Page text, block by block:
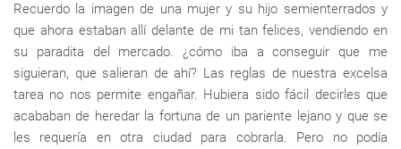
Recuerdo la imagen de una mujer y su hijo semienterrados y
que ahora estaban allí delante de mi tan felices, vendiendo en
su paradita del mercado. ¿cómo iba a conseguir que me
siguieran, que salieran de ahí? Las reglas de nuestra excelsa
tarea no nos permite engañar. Hubiera sido fácil decirles que
acababan de heredar la fortuna de un pariente lejano y que se
les requería en otra ciudad para cobrarla. Pero no podía